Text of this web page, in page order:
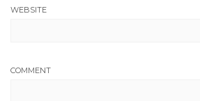
WEBSITE
COMMENT